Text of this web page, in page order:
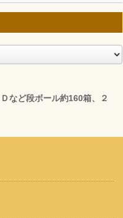
など段ボール約160箱、２